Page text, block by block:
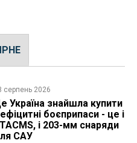
серпень 2026
Україна знайшла купити
боєприпаси - це і
і 203-мм снаряди
САУ